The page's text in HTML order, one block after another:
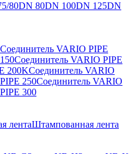
80DN 80DN 100DN 125DN
Соединитель VARIO PIPE
Соединитель VARIO PIPE
200KСоединитель VARIO
250Соединитель VARIO
300
лентаШтампованная лента